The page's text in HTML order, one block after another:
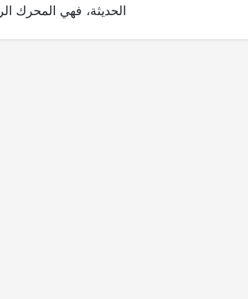
الحديثة، فهي المحرك